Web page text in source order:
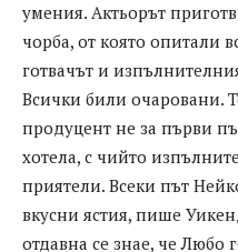
умения. Актьорът
чорба, от която опитали
готвачът и
Всички били очаровани.
продуцент не за първи
хотела, с чийто
приятели. Всеки път
вкусни ястия, пише
отдавна се знае, че Любо